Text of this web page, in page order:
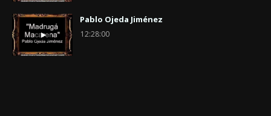
Pablo Ojeda Jiménez
12:28:00